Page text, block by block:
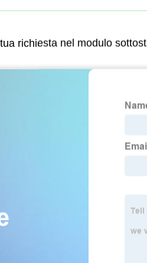
richiesta nel modulo